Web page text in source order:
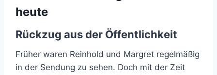
heute
Rückzug aus der Öffentlichkeit
Früher waren Reinhold und Margret regelmäßig
in der Sendung zu sehen. Doch mit der Zeit